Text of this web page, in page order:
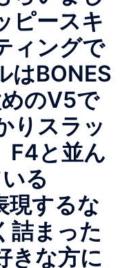
ピースキ
ィングで
はBONES
のV5で
りスラッ
F4と並ん
る
現するな
詰まった
きな方に